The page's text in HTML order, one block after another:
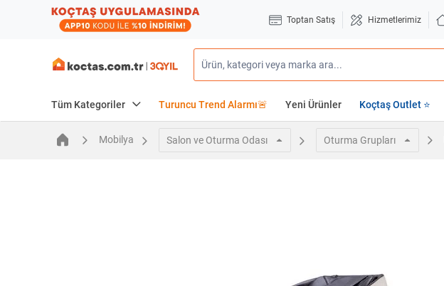
Toptan Satış Hizmetlerimiz
Tüm Kategoriler Turuncu Trend Alarmı🚨 Yeni Ürünler Koçtaş Outlet ⭐
Mobilya Salon ve Oturma Odası Oturma Grupları